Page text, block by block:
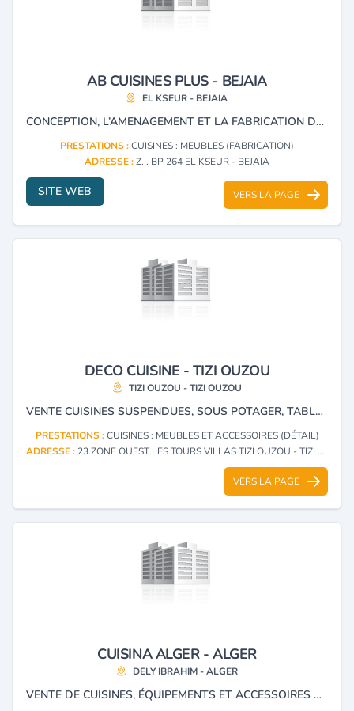
AB CUISINES PLUS - BEJAIA
EL KSEUR - BEJAIA
CONCEPTION, L’AMENAGEMENT ET LA FABRICATION DE MEUBLES DE CUISINE, DRESSING ET DE MEUBLES SPECIALISES.
PRESTATIONS :CUISINES : MEUBLES (FABRICATION)
ADRESSE :Z.I. BP 264 EL KSEUR - BEJAIA
SITE WEB VERS LA PAGE
DECO CUISINE - TIZI OUZOU
TIZI OUZOU - TIZI OUZOU
VENTE CUISINES SUSPENDUES, SOUS POTAGER, TABLES INFORMATIQUES, MEUBLES TV-VIDÉO ET REVÊTEMENT MURAL
PRESTATIONS :CUISINES : MEUBLES ET ACCESSOIRES (DÉTAIL)
ADRESSE : 23 ZONE OUEST LES TOURS VILLAS TIZI OUZOU - TIZI OUZOU
VERS LA PAGE
CUISINA ALGER - ALGER
DELY IBRAHIM - ALGER
VENTE DE CUISINES, ÉQUIPEMENTS ET ACCESSOIRES DE CUISINES, DRESSINGS ET MEUBLES SALLES DE BAINS.